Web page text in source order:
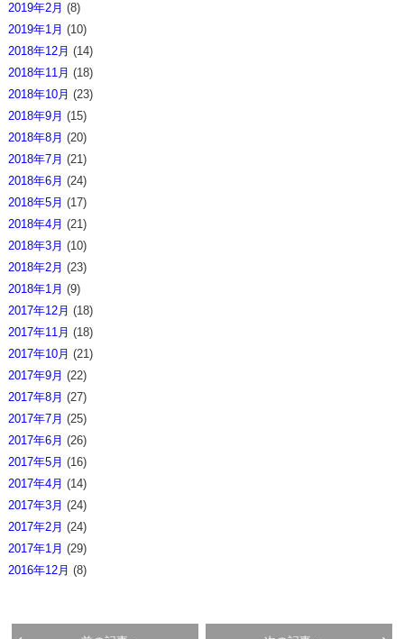
2019年2月 (8)
2019年1月 (10)
2018年12月 (14)
2018年11月 (18)
2018年10月 (23)
2018年9月 (15)
2018年8月 (20)
2018年7月 (21)
2018年6月 (24)
2018年5月 (17)
2018年4月 (21)
2018年3月 (10)
2018年2月 (23)
2018年1月 (9)
2017年12月 (18)
2017年11月 (18)
2017年10月 (21)
2017年9月 (22)
2017年8月 (27)
2017年7月 (25)
2017年6月 (26)
2017年5月 (16)
2017年4月 (14)
2017年3月 (24)
2017年2月 (24)
2017年1月 (29)
2016年12月 (8)